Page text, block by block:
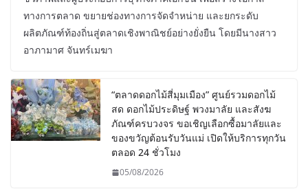
ทางการตลาด ขยายช่องทางการจัดจำหน่าย และยกระดับ
ผลิตภัณฑ์ท้องถิ่นสู่ตลาดเชิงพาณิชย์อย่างยั่งยืน โดยมีนางสาว
อาภามาศ จันทร์เมฆา
“ตลาดดอกไม้สี่มุมเมือง” ศูนย์รวมดอกไม้
สด ดอกไม้ประดิษฐ์ พวงมาลัย และสังฆ
ภัณฑ์ครบวงจร ขอเชิญเลือกซื้อมาลัยและ
ของขวัญต้อนรับวันแม่ เปิดให้บริการทุกวัน
ตลอด 24 ชั่วโมง
05/08/2026